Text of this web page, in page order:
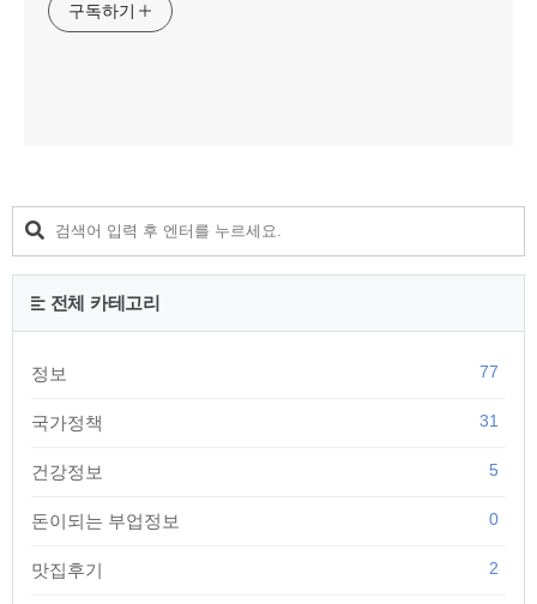
구독하기
전체 카테고리
정보 77
국가정책 31
건강정보 5
돈이되는 부업정보 0
맛집후기 2